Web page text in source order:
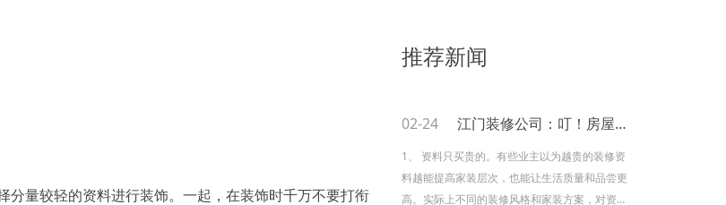
量较轻的资料进行装饰。一起，在装饰时千万不要打衔
推荐新闻
02-24 江门装修公司：叮！房屋装修避坑四点
1、 资料只买贵的。有些业主以为越贵的装修资
料越能提高家装层次，也能让生活质量和品尝更
高。实际上不同的装修风格和家装方案，对资料